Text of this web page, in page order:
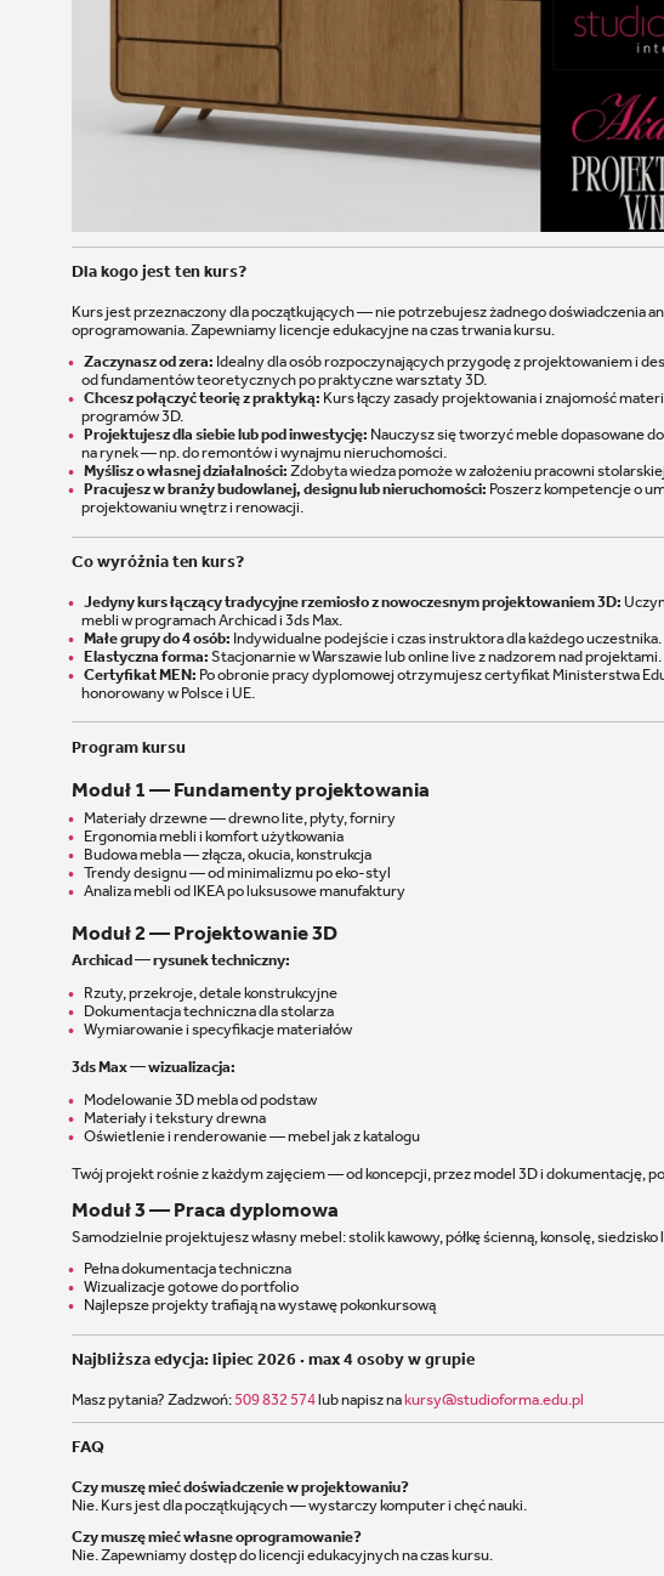
Dla kogo jest ten kurs?
Kurs jest przeznaczony dla początkujących — nie potrzebujesz żadnego doświadczenia
oprogramowania. Zapewniamy licencje edukacyjne na czas trwania kursu.
Zaczynasz od zera: Idealny dla osób rozpoczynających przygodę z projektowaniem i
od fundamentów teoretycznych po praktyczne warsztaty 3D.
Chcesz połączyć teorię z praktyką: Kurs łączy zasady projektowania i znajomość
programów 3D.
Projektujesz dla siebie lub pod inwestycję: Nauczysz się tworzyć meble dopasowane
na rynek — np. do remontów i wynajmu nieruchomości.
Myślisz o własnej działalności: Zdobyta wiedza pomoże w założeniu pracowni
Pracujesz w branży budowlanej, designu lub nieruchomości: Poszerz kompetencje o
projektowaniu wnętrz i renowacji.
Co wyróżnia ten kurs?
Jedyny kurs łączący tradycyjne rzemiosło z nowoczesnym projektowaniem 3D:
mebli w programach Archicad i 3ds Max.
Małe grupy do 4 osób: Indywidualne podejście i czas instruktora dla każdego uczestnika.
Elastyczna forma: Stacjonarnie w Warszawie lub online live z nadzorem nad projektami.
Certyfikat MEN: Po obronie pracy dyplomowej otrzymujesz certyfikat Ministerstwa
honorowany w Polsce i UE.
Program kursu
Moduł 1 — Fundamenty projektowania
Materiały drzewne — drewno lite, płyty, forniry
Ergonomia mebli i komfort użytkowania
Budowa mebla — złącza, okucia, konstrukcja
Trendy designu — od minimalizmu po eko-styl
Analiza mebli od IKEA po luksusowe manufaktury
Moduł 2 — Projektowanie 3D
Archicad — rysunek techniczny:
Rzuty, przekroje, detale konstrukcyjne
Dokumentacja techniczna dla stolarza
Wymiarowanie i specyfikacje materiałów
3ds Max — wizualizacja:
Modelowanie 3D mebla od podstaw
Materiały i tekstury drewna
Oświetlenie i renderowanie — mebel jak z katalogu
Twój projekt rośnie z każdym zajęciem — od koncepcji, przez model 3D i dokumentację,
Moduł 3 — Praca dyplomowa
Samodzielnie projektujesz własny mebel: stolik kawowy, półkę ścienną, konsolę, siedzisko
Pełna dokumentacja techniczna
Wizualizacje gotowe do portfolio
Najlepsze projekty trafiają na wystawę pokonkursową
Najbliższa edycja: lipiec 2026 · max 4 osoby w grupie
Masz pytania? Zadzwoń:509 832 574lub napisz nakursy@studioforma.edu.pl
FAQ
Czy muszę mieć doświadczenie w projektowaniu?
Nie. Kurs jest dla początkujących — wystarczy komputer i chęć nauki.
Czy muszę mieć własne oprogramowanie?
Nie. Zapewniamy dostęp do licencji edukacyjnych na czas kursu.